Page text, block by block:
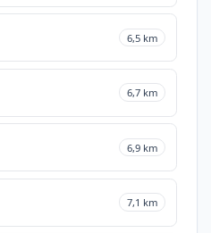
6,5 km
6,7 km
6,9 km
7,1 km